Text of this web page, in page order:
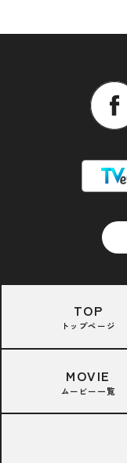
TOP
トップページ
MOVIE
ムービー一覧